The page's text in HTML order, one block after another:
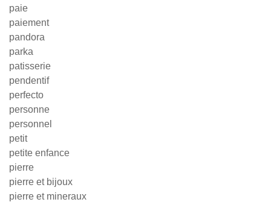
paie
paiement
pandora
parka
patisserie
pendentif
perfecto
personne
personnel
petit
petite enfance
pierre
pierre et bijoux
pierre et mineraux